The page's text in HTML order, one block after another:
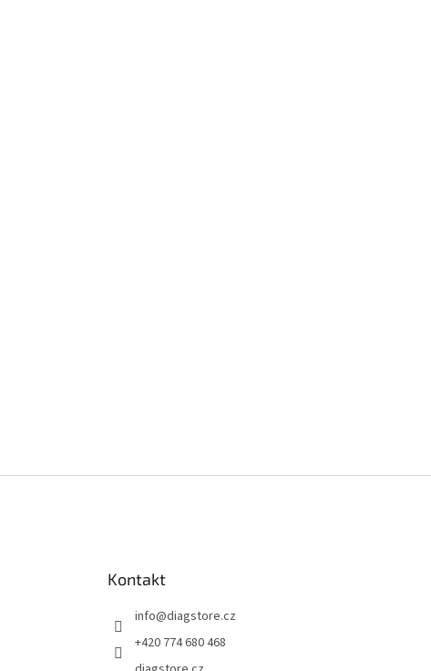
Kontakt
info@diagstore.cz
+420 774 680 468